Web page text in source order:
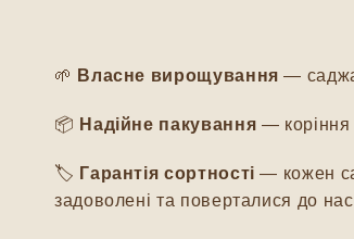
💚 Чому
🌱 Власне вирощування —
📦 Надійне пакування — коріння
🏷️ Гарантія сортності — кожен
задоволені та поверталися до нас